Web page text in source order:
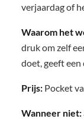
verjaardag of
Waarom het
druk om zelf
doet, geeft
Prijs: Pocket
Wanneer niet: